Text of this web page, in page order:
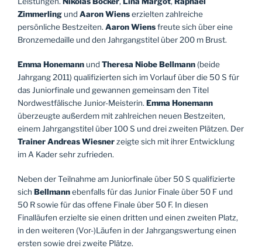
Zimmerling und Aaron Wienserzielten zahlreiche
persönliche Bestzeiten. Aaron Wiensfreute sich über eine
Bronzemedaille und den Jahrgangstitel über 200 m Brust.
Emma Honemann und Theresa Niobe Bellmann (beide
Jahrgang 2011) qualifizierten sich im Vorlauf über die 50 S für
das Juniorfinale und gewannen gemeinsam den Titel
Nordwestfälische Junior-Meisterin. Emma Honemann
überzeugte außerdem mit zahlreichen neuen Bestzeiten,
einem Jahrgangstitel über 100 S und drei zweiten Plätzen. Der
Trainer Andreas Wiesnerzeigte sich mit ihrer Entwicklung
im A Kader sehr zufrieden.
Neben der Teilnahme am Juniorfinale über 50 S qualifizierte
sich Bellmannebenfalls für das Junior Finale über 50 F und
50 R sowie für das offene Finale über 50 F. In diesen
Finalläufen erzielte sie einen dritten und einen zweiten Platz,
in den weiteren (Vor-)Läufen in der Jahrgangswertung einen
ersten sowie drei zweite Plätze.